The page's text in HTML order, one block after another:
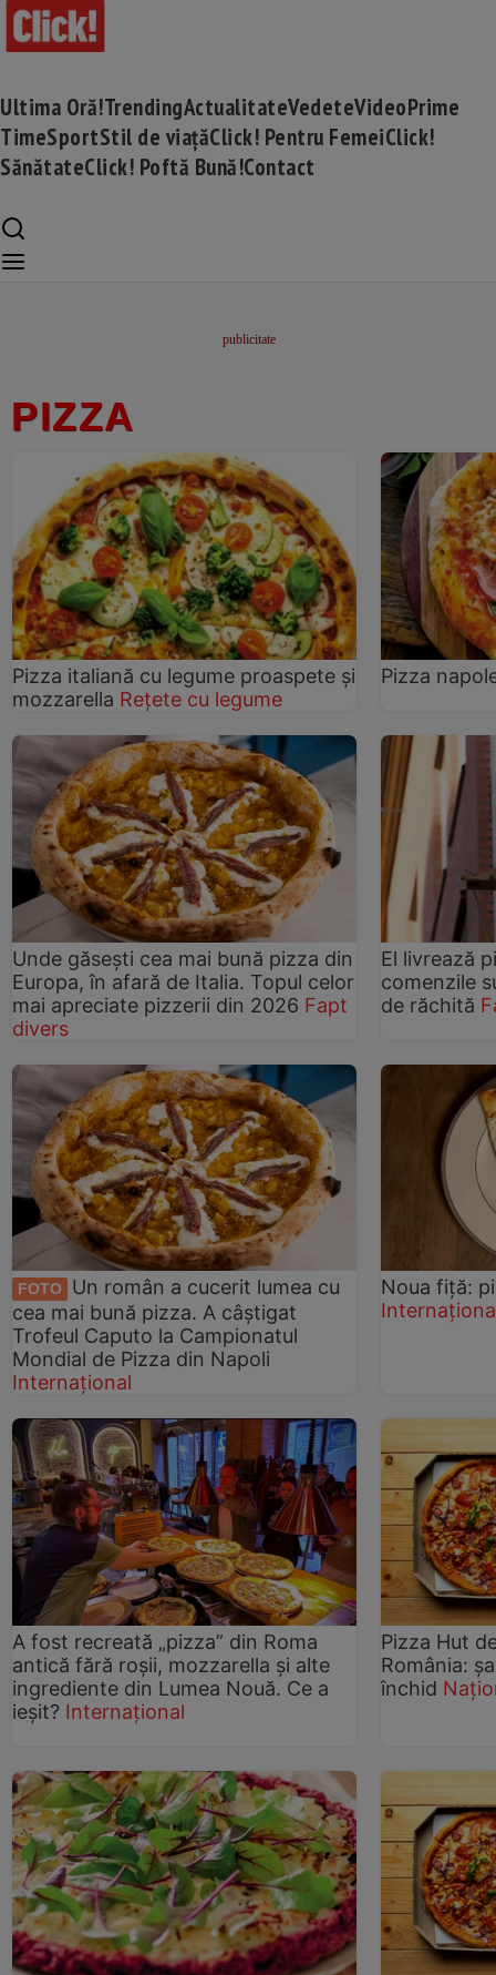
Ultima Oră!TrendingActualitateVedeteVideoPrime
TimeSportStil de viațăClick! Pentru FemeiClick!
SănătateClick! Poftă Bună!Contact
PIZZA
Pizza italiană cu legume proaspete și
mozzarella Rețete cu legume
Pizza
Unde găsești cea mai bună pizza din
Europa, în afară de Italia. Topul celor
mai apreciate pizzerii din 2026 Fapt
divers
El livrează
comenzile
de răchită
FOTO
Un român a cucerit lumea cu
cea mai bună pizza. A câștigat
Trofeul Caputo la Campionatul
Mondial de Pizza din Napoli
Internațional
Noua fiţă:
A fost recreată „pizza” din Roma
antică fără roșii, mozzarella și alte
ingrediente din Lumea Nouă. Ce a
ieșit? Internațional
Pizza Hut
România:
închid